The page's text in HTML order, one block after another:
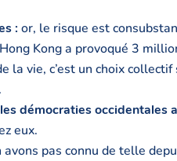
:or, le risque est
Kong a provoqué 3
vie, c’est un choix
démocraties occidentales
eux.
avons pas connu de telle